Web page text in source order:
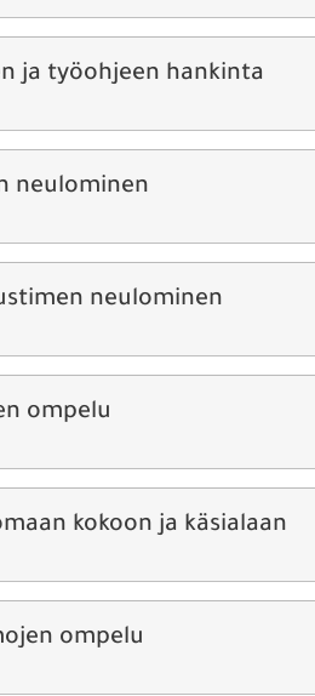
ja työohjeen hankinta
neulominen
neulominen
ompelu
kokoon ja käsialaan
ompelu